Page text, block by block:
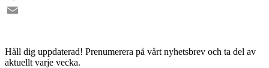
Facebook
Håll dig uppdaterad! Prenumerera på vårt nyhetsbrev och ta del av
aktuellt varje vecka.